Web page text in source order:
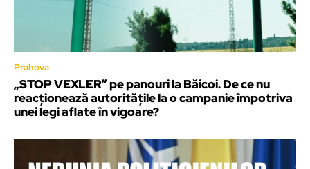
Prahova
„STOP VEXLER” pe panouri la Băicoi. De ce nu
reacționează autoritățile la o campanie împotriva
unei legi aflate în vigoare?